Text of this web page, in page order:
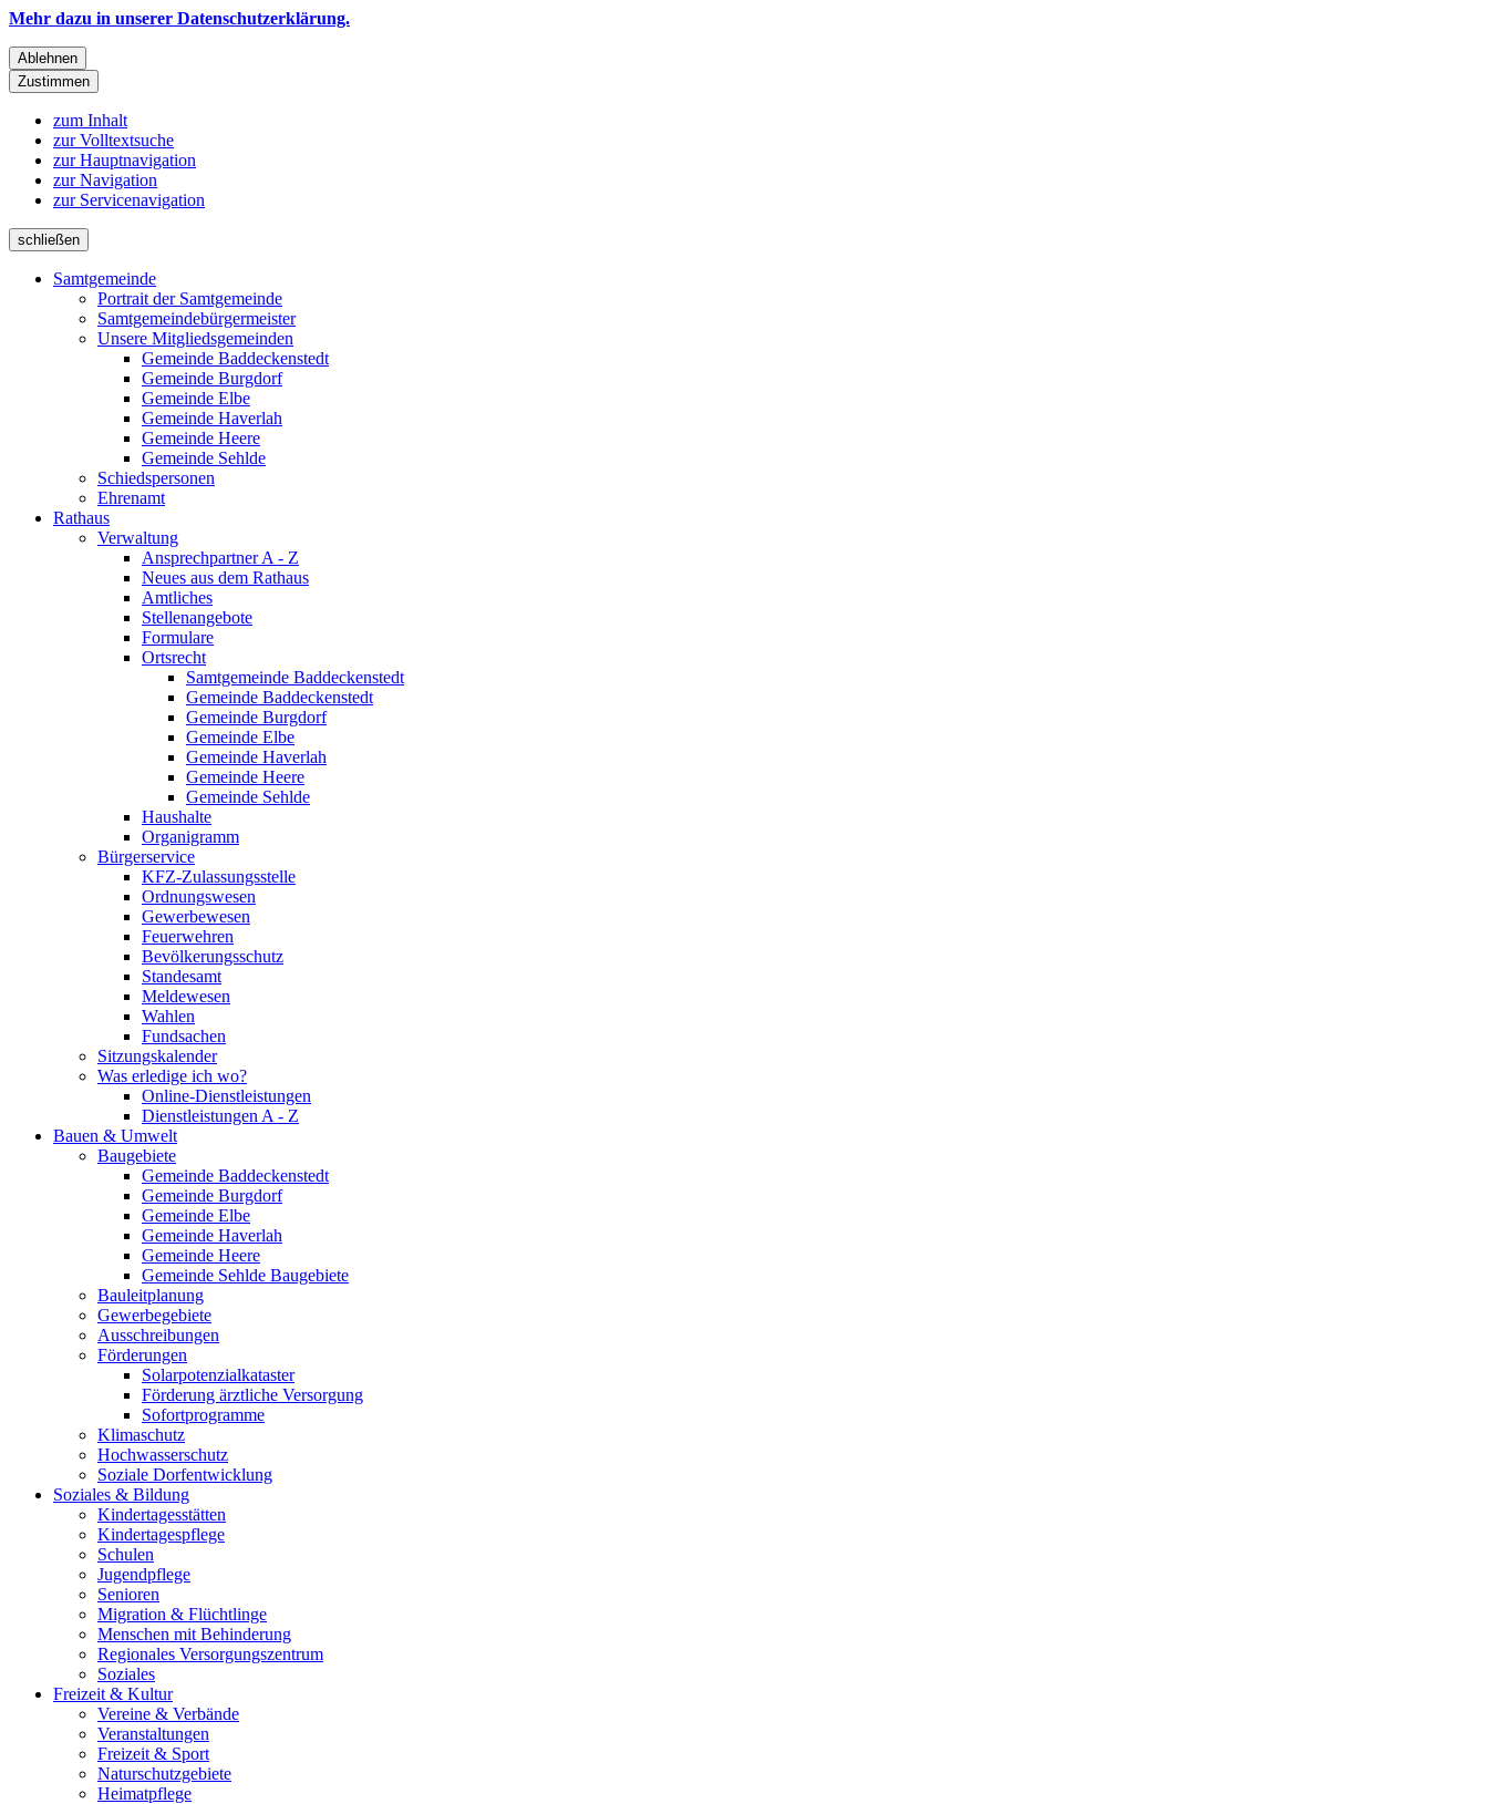
Mehr dazu in unserer Datenschutzerklärung.
Ablehnen
Zustimmen
zum Inhalt
zur Volltextsuche
zur Hauptnavigation
zur Navigation
zur Servicenavigation
schließen
Samtgemeinde
Portrait der Samtgemeinde
Samtgemeindebürgermeister
Unsere Mitgliedsgemeinden
Gemeinde Baddeckenstedt
Gemeinde Burgdorf
Gemeinde Elbe
Gemeinde Haverlah
Gemeinde Heere
Gemeinde Sehlde
Schiedspersonen
Ehrenamt
Rathaus
Verwaltung
Ansprechpartner A - Z
Neues aus dem Rathaus
Amtliches
Stellenangebote
Formulare
Ortsrecht
Samtgemeinde Baddeckenstedt
Gemeinde Baddeckenstedt
Gemeinde Burgdorf
Gemeinde Elbe
Gemeinde Haverlah
Gemeinde Heere
Gemeinde Sehlde
Haushalte
Organigramm
Bürgerservice
KFZ-Zulassungsstelle
Ordnungswesen
Gewerbewesen
Feuerwehren
Bevölkerungsschutz
Standesamt
Meldewesen
Wahlen
Fundsachen
Sitzungskalender
Was erledige ich wo?
Online-Dienstleistungen
Dienstleistungen A - Z
Bauen & Umwelt
Baugebiete
Gemeinde Baddeckenstedt
Gemeinde Burgdorf
Gemeinde Elbe
Gemeinde Haverlah
Gemeinde Heere
Gemeinde Sehlde Baugebiete
Bauleitplanung
Gewerbegebiete
Ausschreibungen
Förderungen
Solarpotenzialkataster
Förderung ärztliche Versorgung
Sofortprogramme
Klimaschutz
Hochwasserschutz
Soziale Dorfentwicklung
Soziales & Bildung
Kindertagesstätten
Kindertagespflege
Schulen
Jugendpflege
Senioren
Migration & Flüchtlinge
Menschen mit Behinderung
Regionales Versorgungszentrum
Soziales
Freizeit & Kultur
Vereine & Verbände
Veranstaltungen
Freizeit & Sport
Naturschutzgebiete
Heimatpflege